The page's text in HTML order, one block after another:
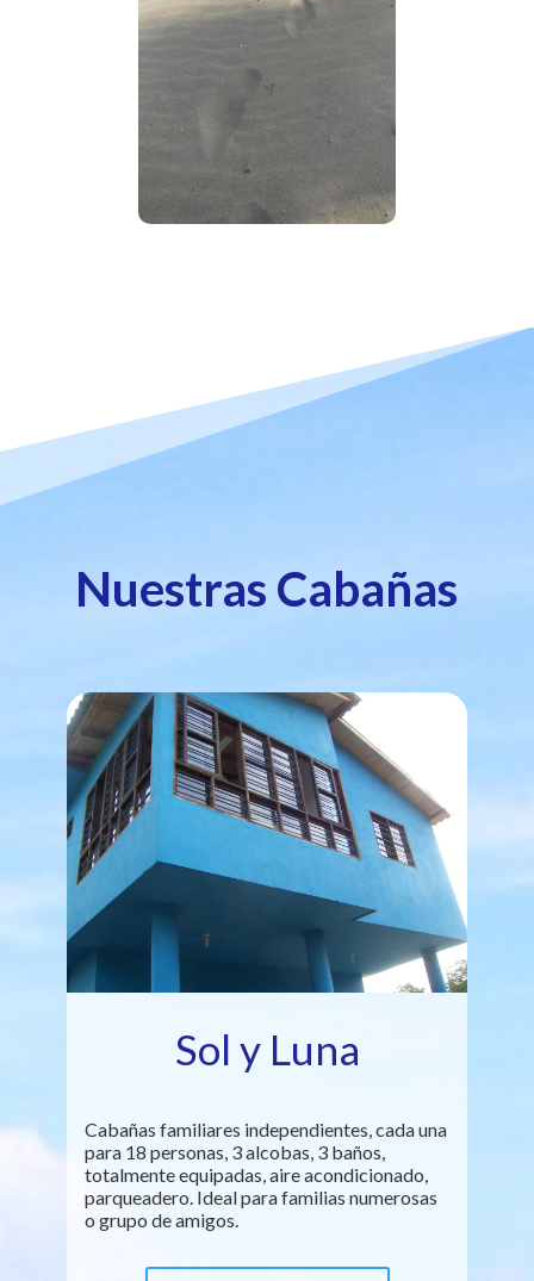
Nuestras Cabañas
Sol y Luna
Cabañas familiares independientes, cada una
para 18 personas, 3 alcobas, 3 baños,
totalmente equipadas, aire acondicionado,
parqueadero. Ideal para familias numerosas
o grupo de amigos.